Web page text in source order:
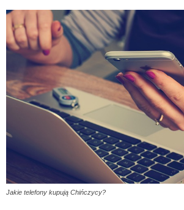
Jakie telefony kupują Chińczycy?